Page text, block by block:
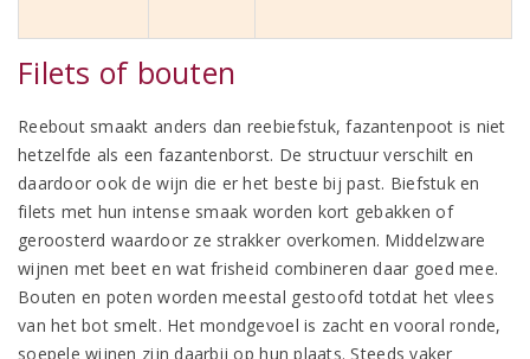
Filets of bouten
Reebout smaakt anders dan reebiefstuk, fazantenpoot is niet
hetzelfde als een fazantenborst. De structuur verschilt en
daardoor ook de wijn die er het beste bij past. Biefstuk en
filets met hun intense smaak worden kort gebakken of
geroosterd waardoor ze strakker overkomen. Middelzware
wijnen met beet en wat frisheid combineren daar goed mee.
Bouten en poten worden meestal gestoofd totdat het vlees
van het bot smelt. Het mondgevoel is zacht en vooral ronde,
soepele wijnen zijn daarbij op hun plaats. Steeds vaker